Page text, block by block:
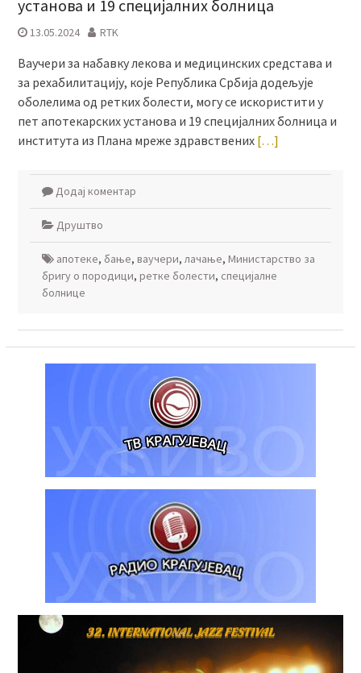
установа и 19 специјалних болница
13.05.2024 RTK
Ваучери за набавку лекова и медицинских средстава и
за рехабилитацију, које Република Србија додељује
оболелима од ретких болести, могу се искористити у
пет апотекарских установа и 19 специјалних болница и
института из Плана мреже здравствених […]
Додај коментар
Друштво
апотеке, бање, ваучери, лачање, Министарство за
бригу о породици, ретке болести, специјалне
болнице